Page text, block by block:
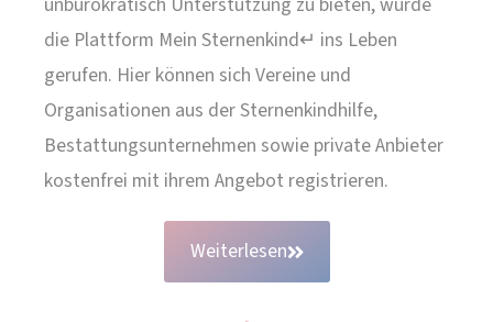
die Plattform Mein Sternenkind↵ ins Leben
gerufen. Hier können sich Vereine und
Organisationen aus der Sternenkindhilfe,
Bestattungsunternehmen sowie private Anbieter
kostenfrei mit ihrem Angebot registrieren.
Weiterlesen